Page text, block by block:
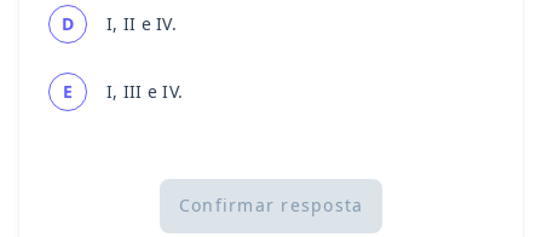
D I, II e IV.
E I, III e IV.
Confirmar resposta